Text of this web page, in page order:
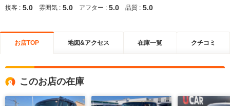
接客 : 5.0 雰囲気 : 5.0 アフター : 5.0 品質 : 5.0
お店TOP 地図&アクセス 在庫一覧 クチコミ
このお店の在庫